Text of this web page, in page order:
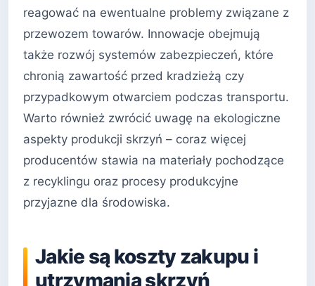
reagować na ewentualne problemy związane z
przewozem towarów. Innowacje obejmują
także rozwój systemów zabezpieczeń, które
chronią zawartość przed kradzieżą czy
przypadkowym otwarciem podczas transportu.
Warto również zwrócić uwagę na ekologiczne
aspekty produkcji skrzyń – coraz więcej
producentów stawia na materiały pochodzące
z recyklingu oraz procesy produkcyjne
przyjazne dla środowiska.
Jakie są koszty zakupu i
utrzymania skrzyń